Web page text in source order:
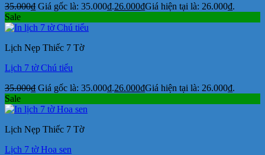
35.000₫ Giá gốc là: 35.000₫.26.000₫Giá hiện tại là: 26.000₫.
Sale
Lịch Nẹp Thiếc 7 Tờ
Lịch 7 tờ Chú tiểu
35.000₫ Giá gốc là: 35.000₫.26.000₫Giá hiện tại là: 26.000₫.
Sale
Lịch Nẹp Thiếc 7 Tờ
Lịch 7 tờ Hoa sen